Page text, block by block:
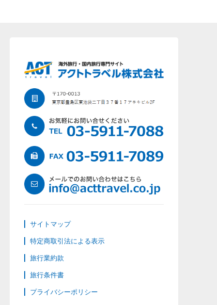
サイトマップ
特定商取引法による表示
旅行業約款
旅行条件書
プライバシーポリシー